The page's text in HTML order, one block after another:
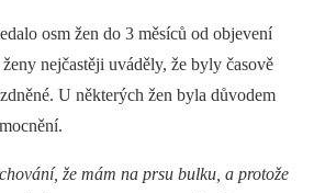
osm žen do 3 měsíců od objevení
nejčastěji uváděly, že byly časově
U ně­kte­rých žen byla důvodem
že mám na prsu bulku, a protože